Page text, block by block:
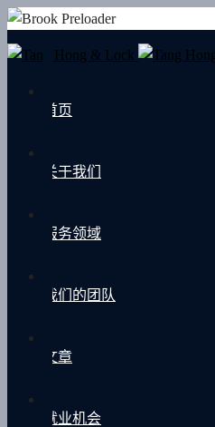
首页
关于我们
服务领域
我们的团队
文章
就业机会